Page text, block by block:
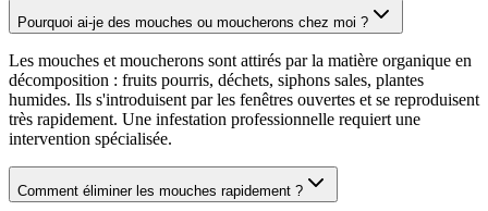
Pourquoi ai-je des mouches ou moucherons chez moi ?
Les mouches et moucherons sont attirés par la matière organique en
décomposition : fruits pourris, déchets, siphons sales, plantes
humides. Ils s'introduisent par les fenêtres ouvertes et se reproduisent
très rapidement. Une infestation professionnelle requiert une
intervention spécialisée.
Comment éliminer les mouches rapidement ?